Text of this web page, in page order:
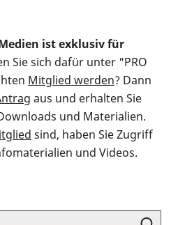
ist exklusiv für
Sie sich dafür unter "PRO
Mitglied werden? Dann
aus und erhalten Sie
und Materialien.
sind, haben Sie Zugriff
und Videos.